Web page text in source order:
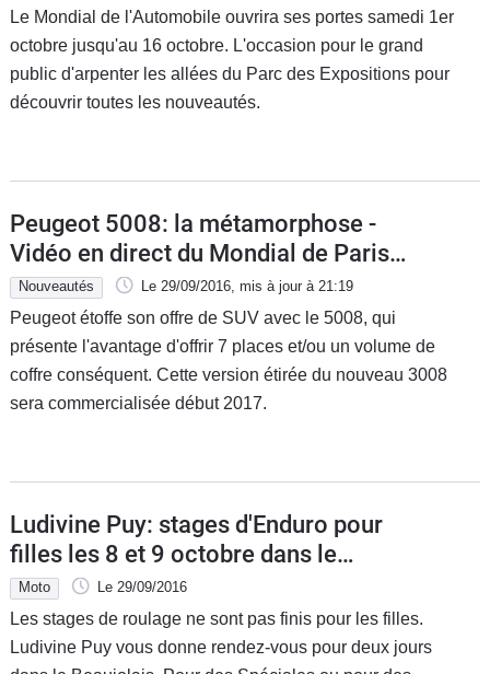
Le Mondial de l'Automobile ouvrira ses portes samedi 1er
octobre jusqu'au 16 octobre. L'occasion pour le grand
public d'arpenter les allées du Parc des Expositions pour
découvrir toutes les nouveautés.
Peugeot 5008: la métamorphose -
Vidéo en direct du Mondial de Paris
2016
Nouveautés Le 29/09/2016, mis à jour à 21:19
Peugeot étoffe son offre de SUV avec le 5008, qui
présente l'avantage d'offrir 7 places et/ou un volume de
coffre conséquent. Cette version étirée du nouveau 3008
sera commercialisée début 2017.
Ludivine Puy: stages d'Enduro pour
filles les 8 et 9 octobre dans le
Beaujolais
Moto Le 29/09/2016
Les stages de roulage ne sont pas finis pour les filles.
Ludivine Puy vous donne rendez-vous pour deux jours